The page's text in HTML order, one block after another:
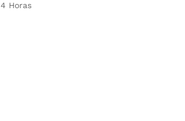
4 Horas